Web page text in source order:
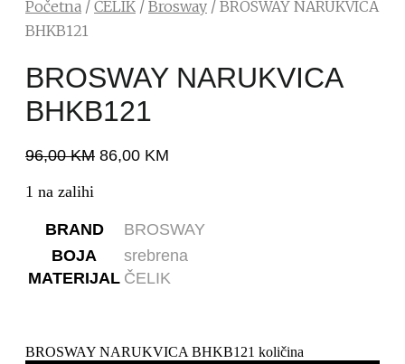
Početna / ČELIK / Brosway / BROSWAY NARUKVICA
BHKB121
BROSWAY NARUKVICA
BHKB121
96,00KM 86,00 KM
1 na zalihi
BRAND
BROSWAY
BOJA
srebrena
MATERIJAL ČELIK
BROSWAY NARUKVICA BHKB121 količina